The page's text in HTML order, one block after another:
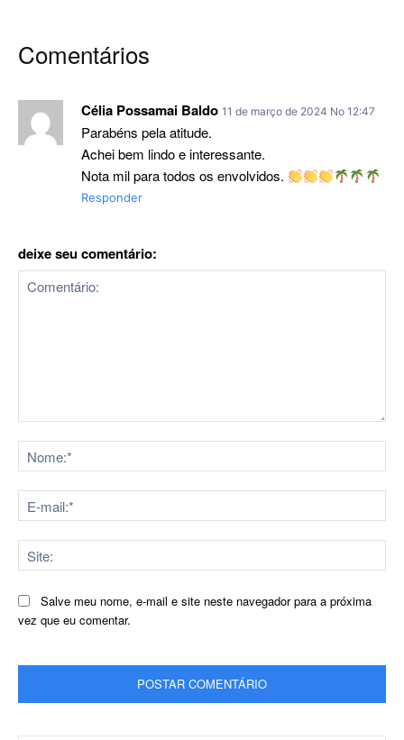
Comentários
Célia Possamai Baldo 11 de março de 2024 No 12:47
Parabéns pela atitude.
Achei bem lindo e interessante.
Nota mil para todos os envolvidos.
Responder
deixe seu comentário:
Salve meu nome, e-mail e site neste navegador para a próxima
vez que eu comentar.